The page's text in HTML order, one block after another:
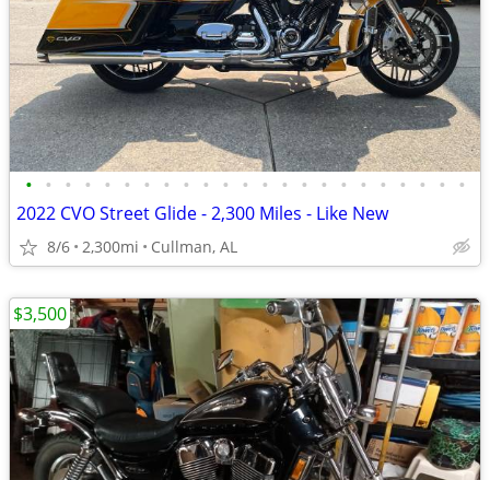
• • • • • • • • • • • • • • • • • • • • • • •
2022 CVO Street Glide - 2,300 Miles - Like New
8/6 2,300mi Cullman, AL
$3,500